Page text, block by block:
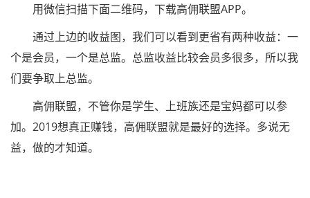
用微信扫描下面二维码，下载高佣联盟APP。
通过上边的收益图，我们可以看到更省有两种收益：一
个是会员，一个是总监。总监收益比较会员多很多，所以我
们要争取上总监。
高佣联盟，不管你是学生、上班族还是宝妈都可以参
加。2019想真正赚钱，高佣联盟就是最好的选择。多说无
益，做的才知道。